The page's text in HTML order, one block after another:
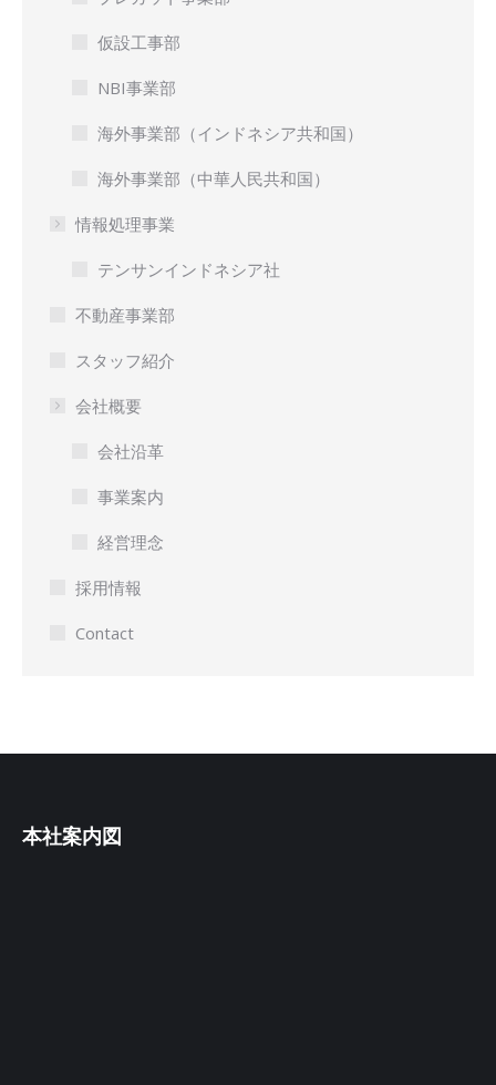
仮設工事部
NBI事業部
海外事業部（インドネシア共和国）
海外事業部（中華人民共和国）
情報処理事業
テンサンインドネシア社
不動産事業部
スタッフ紹介
会社概要
会社沿革
事業案内
経営理念
採用情報
Contact
本社案内図